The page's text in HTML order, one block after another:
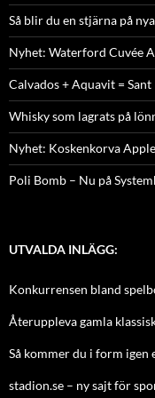
Så blir du en stjärna på
Nyhet: Waterford Cuvée
Calvados + Aquavit = Sant
Whisky som lagrats på
Nyhet: Koskenkorva Apple
Poli Bomb – Nu på
UTVALDA INLÄGG:
Konkurrensen bland
Återuppleva gamla
Så kommer du i form igen
stadion.se – ny sajt för